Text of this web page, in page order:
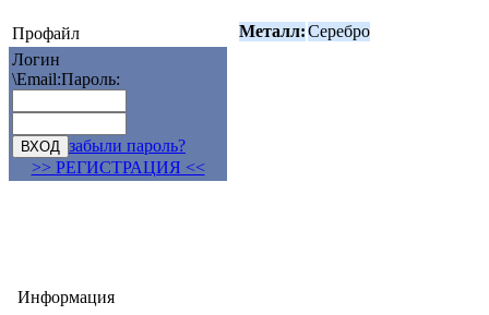
Профайл
Логин
\Email:Пароль:
забыли пароль?
>> РЕГИСТРАЦИЯ <<
Информация
Металл:Серебро